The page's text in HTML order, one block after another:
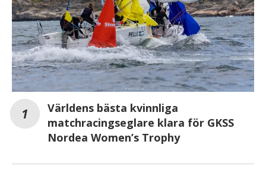
Världens bästa kvinnliga
matchracingseglare klara för GKSS
Nordea Women’s Trophy